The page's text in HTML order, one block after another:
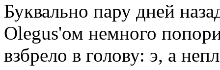
Буквально пару дней
Olegus'ом немного
взбрело в голову: э, а